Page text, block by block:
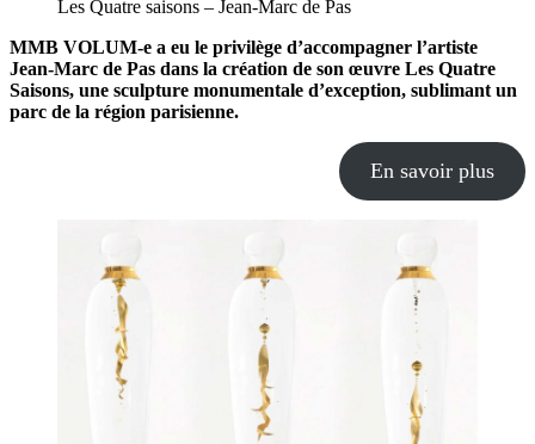
Les Quatre saisons – Jean-Marc de Pas
MMB VOLUM-e a eu le privilège d’accompagner l’artiste
Jean-Marc de Pas dans la création de son œuvre Les Quatre
Saisons, une sculpture monumentale d’exception, sublimant un
parc de la région parisienne.
En savoir plus